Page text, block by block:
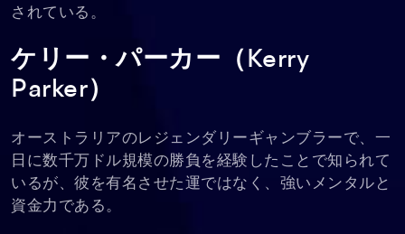
されている。
ケリー・パーカー（Kerry
Parker）
オーストラリアのレジェンダリーギャンブラーで、一
日に数千万ドル規模の勝負を経験したことで知られて
いるが、彼を有名させた運ではなく、強いメンタルと
資金力である。